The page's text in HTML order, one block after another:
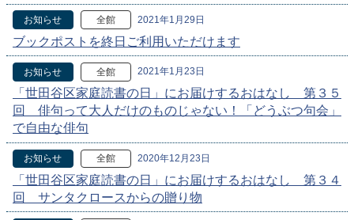
お知らせ 全館 2021年1月29日
ブックポストを終日ご利用いただけます
お知らせ 全館 2021年1月23日
「世田谷区家庭読書の日」にお届けするおはなし 第３５
回 俳句って大人だけのものじゃない！「どうぶつ句会」
で自由な俳句
お知らせ 全館 2020年12月23日
「世田谷区家庭読書の日」にお届けするおはなし 第３４
回 サンタクロースからの贈り物